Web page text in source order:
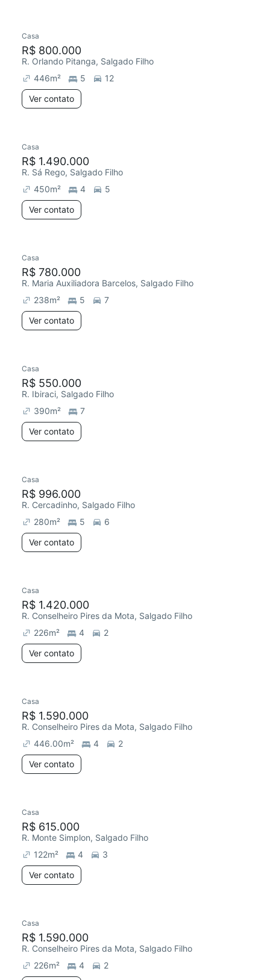
Casa
R$ 800.000
R. Orlando Pitanga, Salgado Filho
446m² 5
12
Ver contato
Casa
R$ 1.490.000
R. Sá Rego, Salgado Filho
450m² 4
5
Ver contato
Casa
R$ 780.000
R. Maria Auxiliadora Barcelos, Salgado Filho
238m² 5
7
Ver contato
Casa
R$ 550.000
R. Ibiraci, Salgado Filho
390m²
7
Ver contato
Casa
R$ 996.000
R. Cercadinho, Salgado Filho
280m² 5
6
Ver contato
Casa
R$ 1.420.000
R. Conselheiro Pires da Mota, Salgado Filho
226m² 4
2
Ver contato
Casa
R$ 1.590.000
R. Conselheiro Pires da Mota, Salgado Filho
446.00m² 4
2
Ver contato
Casa
R$ 615.000
R. Monte Simplon, Salgado Filho
122m² 4
3
Ver contato
Casa
R$ 1.590.000
R. Conselheiro Pires da Mota, Salgado Filho
226m² 4
2